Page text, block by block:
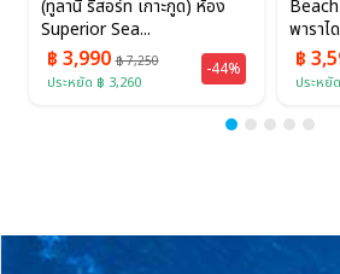
(ทูลานี รีสอร์ท เกาะกูด) ห้อง
Superior Sea...
฿ 3,990฿ 7,250
ประหยัด ฿ 3,260
-44%
พาราไ
฿
ประหยั